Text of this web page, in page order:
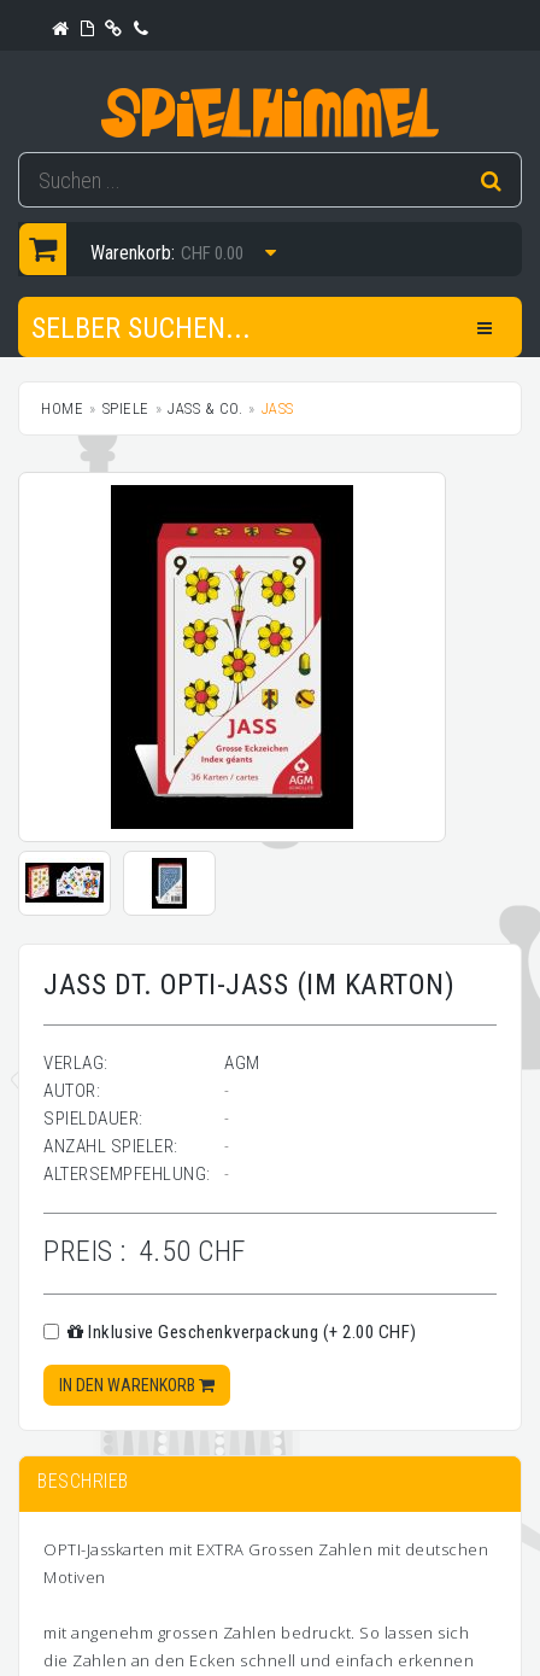
Warenkorb: CHF 0.00
SELBER SUCHEN...
HOME SPIELE JASS & CO. JASS
JASS DT. OPTI-JASS (IM KARTON)
VERLAG:
AGM
AUTOR:
-
SPIELDAUER:
-
ANZAHL SPIELER:
-
ALTERSEMPFEHLUNG:
-
PREIS : 4.50 CHF
Inklusive Geschenkverpackung (+ 2.00 CHF)
IN DEN WARENKORB
BESCHRIEB
OPTI-Jasskarten mit EXTRA Grossen Zahlen mit deutschen
Motiven
mit angenehm grossen Zahlen bedruckt. So lassen sich
die Zahlen an den Ecken schnell und einfach erkennen